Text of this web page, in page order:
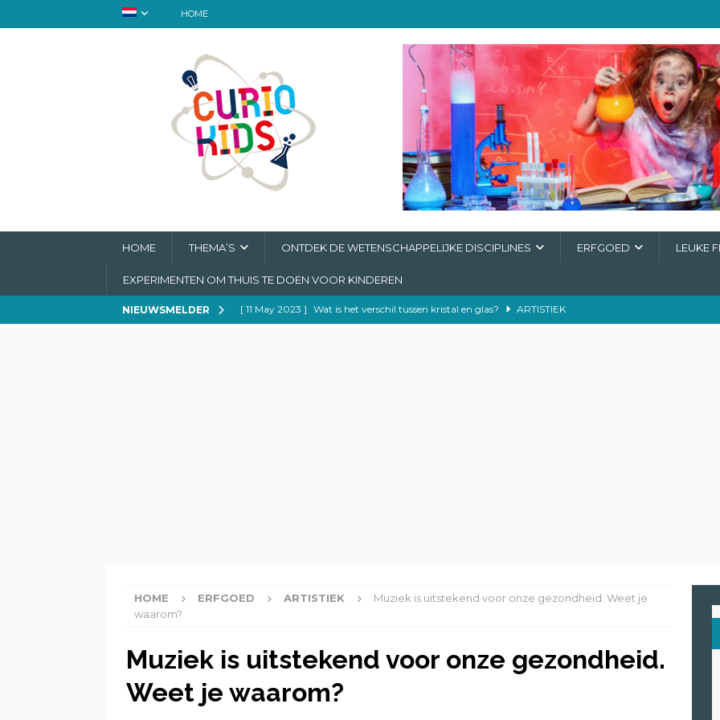
HOME
HOME THEMA’S ONTDEK DE WETENSCHAPPELIJKE DISCIPLINES ERFGOED LEUKE
EXPERIMENTEN OM THUIS TE DOEN VOOR KINDEREN
NIEUWSMELDER [ 11 May 2023 ] Wat is het verschil tussen kristal en glas? ARTISTIEK
HOME ERFGOED ARTISTIEK
Muziek is uitstekend voor onze gezondheid. Weet je
waarom?
Muziek is uitstekend voor onze gezondheid.
Weet je waarom?